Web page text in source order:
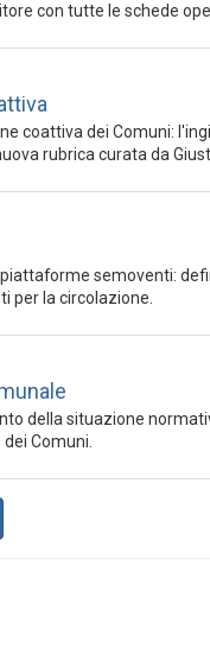
con tutte le schede
coattiva dei Comuni:
rubrica curata da
semoventi:
per la circolazione.
della situazione
Comuni.